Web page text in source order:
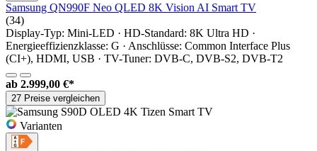
Samsung QN990F Neo QLED 8K Vision AI Smart TV
(34)
Display-Typ: Mini-LED · HD-Standard: 8K Ultra HD ·
Energieeffizienzklasse: G · Anschlüsse: Common Interface Plus
(CI+), HDMI, USB · TV-Tuner: DVB-C, DVB-S2, DVB-T2
ab 2.999,00 €*
27 Preise vergleichen
Varianten